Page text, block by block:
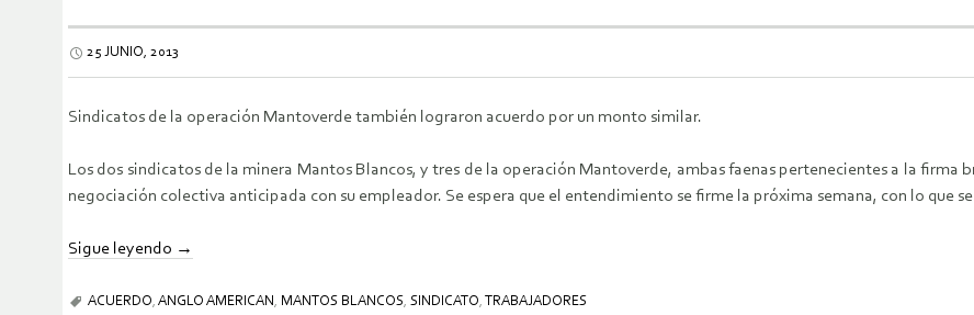
25 JUNIO, 2013
Sindicatos de la operación Mantoverde también lograron acuerdo por un monto similar.
Los dos sindicatos de la minera Mantos Blancos, y tres de la operación Mantoverde, ambas faenas pertenecientes a la
negociación colectiva anticipada con su empleador. Se espera que el entendimiento se firme la próxima semana, con lo que
Sigue leyendo →
ACUERDO, ANGLO AMERICAN , MANTOS BLANCOS, SINDICATO, TRABAJADORES